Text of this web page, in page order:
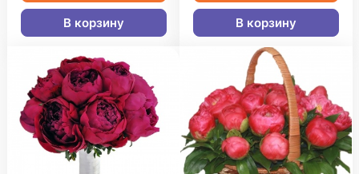
В корзину В корзину